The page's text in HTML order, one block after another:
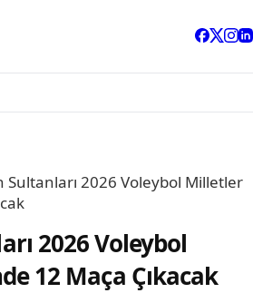
Sultanları 2026 Voleybol Milletler
2026 Voleybol
12 Maça Çıkacak